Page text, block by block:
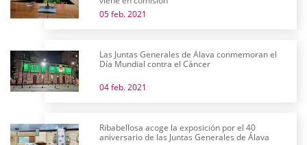
05 feb. 2021
Las Juntas Generales de Álava conmemoran el
Día Mundial contra el Cáncer
04 feb. 2021
Ribabellosa acoge la exposición por el 40
aniversario de las Juntas Generales de Álava